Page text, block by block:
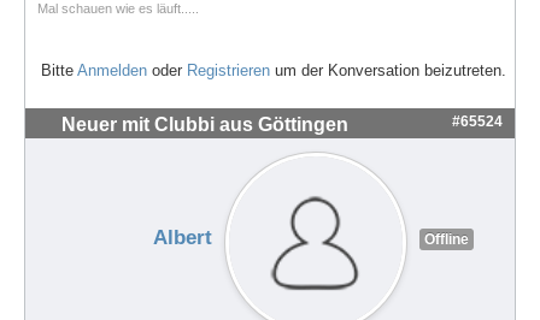
Mal schauen wie es läuft.....
Bitte Anmelden oder Registrieren um der Konversation beizutreten.
Neuer mit Clubbi aus Göttingen #65524
Albert Offline